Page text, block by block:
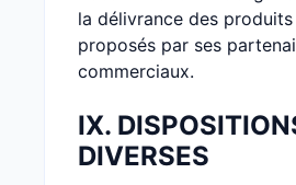
la délivrance des
proposés par ses
commerciaux.
IX.
DIVERSES